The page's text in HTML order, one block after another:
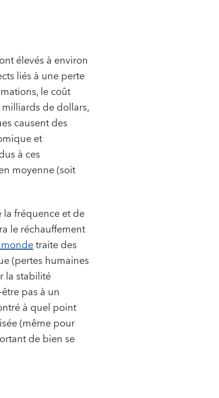
élevés à environ
liés à une perte
le coût
de dollars,
causent des
et
à ces
moyenne (soit
fréquence et de
le réchauffement
traite des
(pertes humaines
la stabilité
pas à un
à quel point
(même pour
de bien se